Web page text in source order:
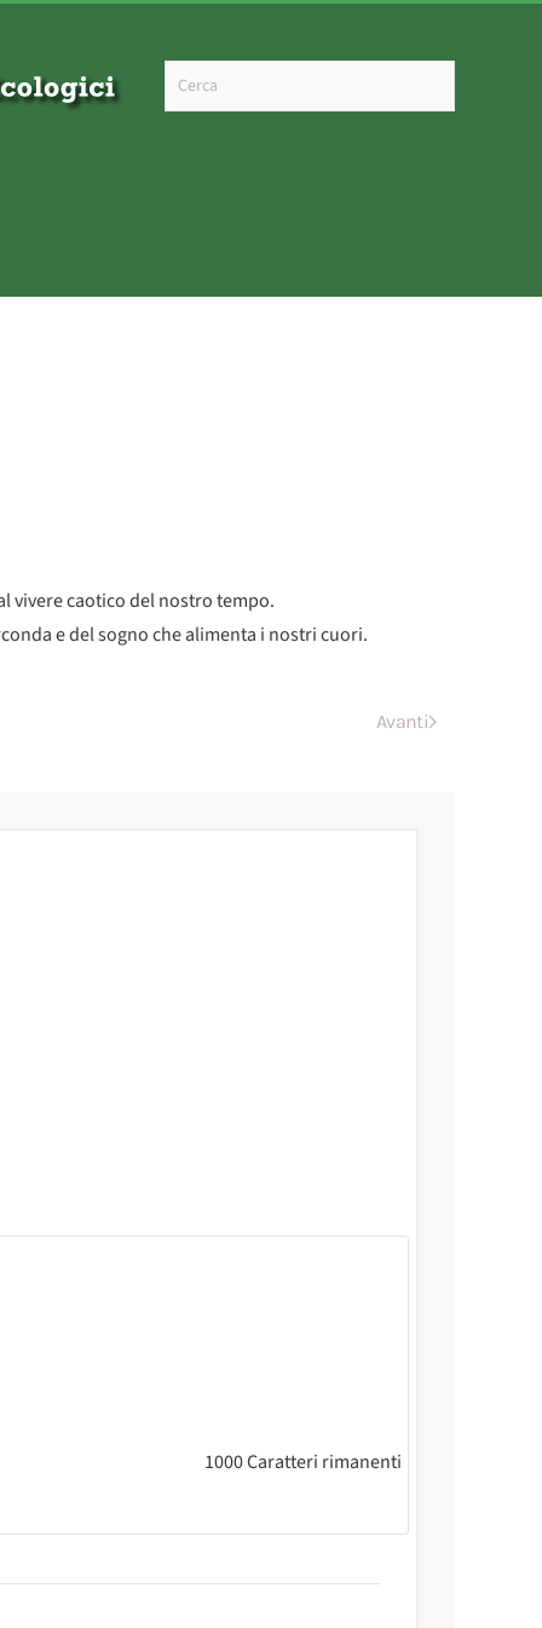
vivere caotico del nostro tempo.
e del sogno che alimenta i nostri cuori.
Avanti
1000Caratteri rimanenti